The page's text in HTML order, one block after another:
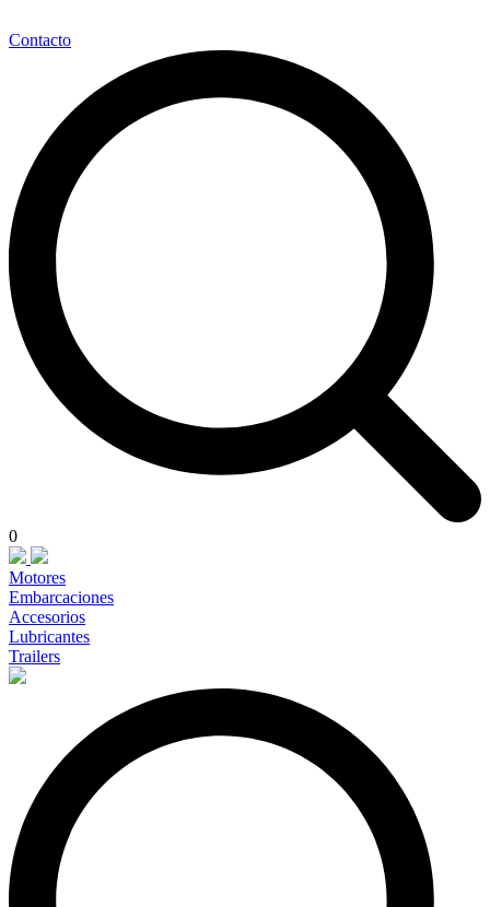
Contacto
0
Motores
Embarcaciones
Accesorios
Lubricantes
Trailers